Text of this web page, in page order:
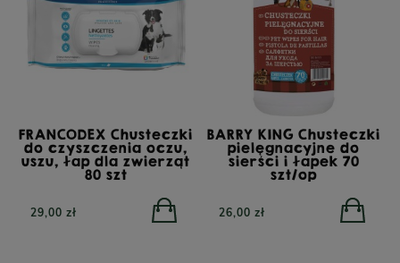
FRANCODEX Chusteczki
do czyszczenia oczu,
uszu, łap dla zwierząt
80 szt
29,00 zł
BARRY KING Chusteczki
pielęgnacyjne do
sierści i łapek 70
szt/op
26,00 zł